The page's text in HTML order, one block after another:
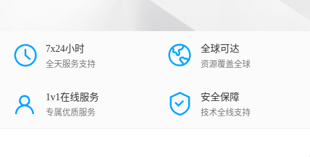
7x24小时
全天服务支持
全球可达
资源覆盖全球
1v1在线服务
专属优质服务
安全保障
技术全线支持